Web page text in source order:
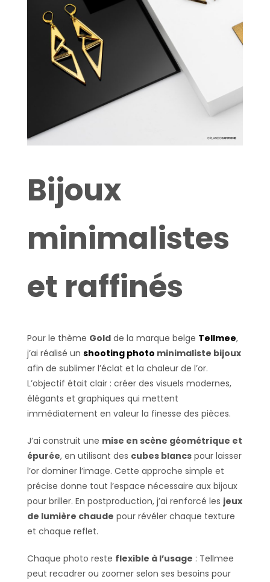
Bijoux
minimalistes
et raffinés
Pour le thème Gold de la marque belge Tellmee,
j’ai réalisé un shooting photo minimaliste bijoux
afin de sublimer l’éclat et la chaleur de l’or.
L’objectif était clair : créer des visuels modernes,
élégants et graphiques qui mettent
immédiatement en valeur la finesse des pièces.
J’ai construit une mise en scène géométrique et
épurée, en utilisant des cubes blancs pour laisser
l’or dominer l’image. Cette approche simple et
précise donne tout l’espace nécessaire aux bijoux
pour briller. En postproduction, j’ai renforcé les jeux
de lumière chaude pour révéler chaque texture
et chaque reflet.
Chaque photo reste flexible à l’usage : Tellmee
peut recadrer ou zoomer selon ses besoins pour